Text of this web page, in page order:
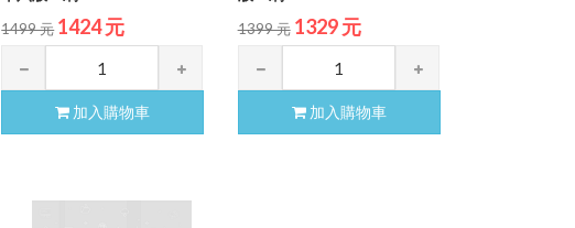
1499 元 1424 元
加入購物車
1399 元 1329 元
加入購物車